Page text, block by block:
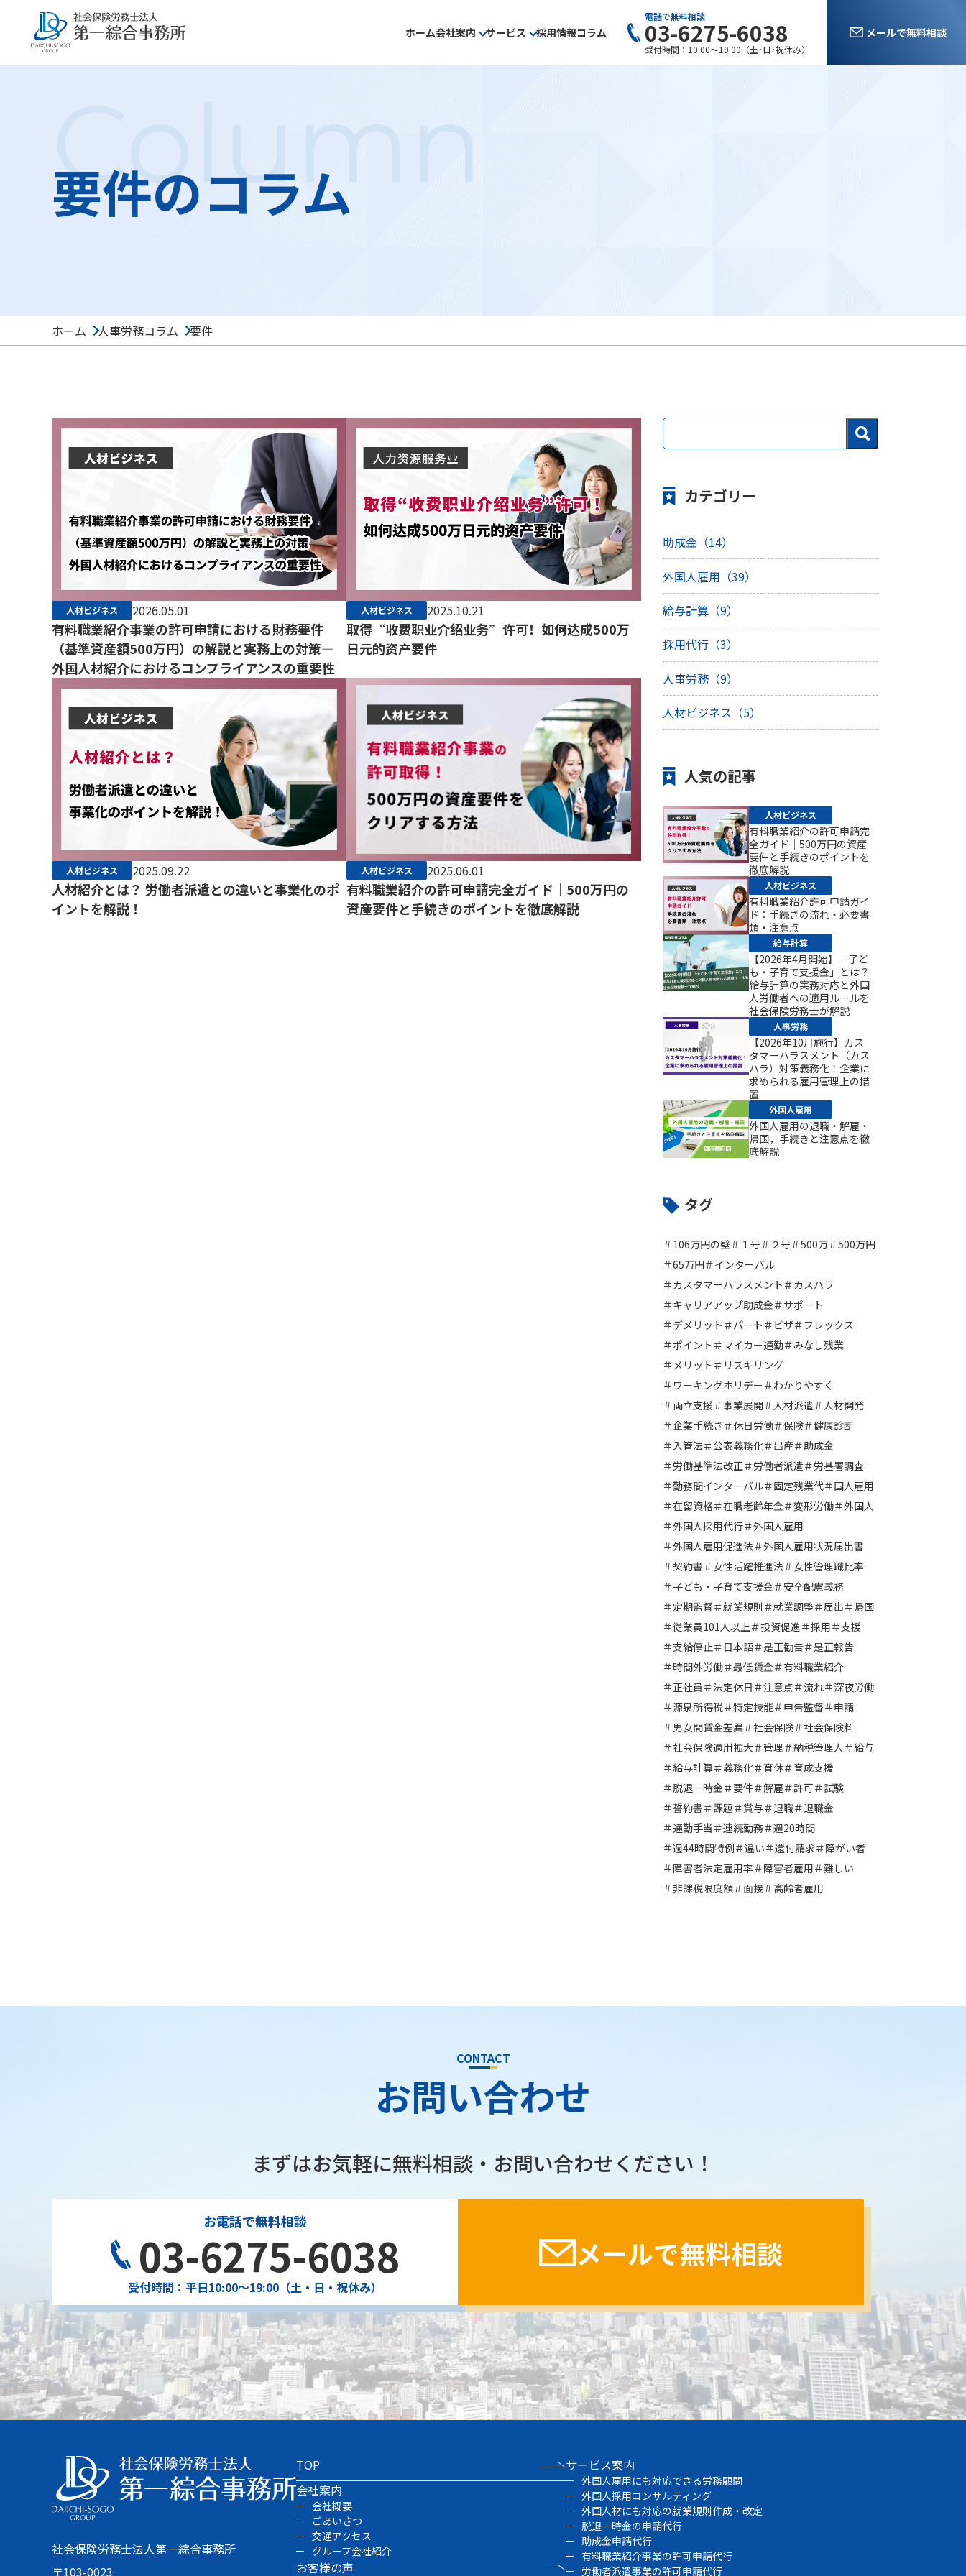
ホーム会社案内 サービス 採用情報コラム
電話で無料相談
03-6275-6038
受付時間：10:00〜19:00（土･日･祝休み）
メールで無料相談
Column
要件のコラム
ホーム 人事労務コラム 要件
人材ビジネス 2026.05.01
有料職業紹介事業の許可申請における財務要件
（基準資産額500万円）の解説と実務上の対策―
外国人材紹介におけるコンプライアンスの重要性
人材ビジネス 2025.10.21
取得“收费职业介绍业务”许可！如何达成500万
日元的资产要件
人材ビジネス 2025.09.22
人材紹介とは？ 労働者派遣との違いと事業化のポ
イントを解説！
人材ビジネス 2025.06.01
有料職業紹介の許可申請完全ガイド｜500万円の
資産要件と手続きのポイントを徹底解説
カテゴリー
助成金（14）
外国人雇用（39）
給与計算（9）
採用代行（3）
人事労務（9）
人材ビジネス（5）
人気の記事
人材ビジネス
有料職業紹介の許可申請完
全ガイド｜500万円の資産
要件と手続きのポイントを
徹底解説
人材ビジネス
有料職業紹介許可申請ガイ
ド：手続きの流れ・必要書
類・注意点
給与計算
【2026年4月開始】「子ど
も・子育て支援金」とは？
給与計算の実務対応と外国
人労働者への適用ルールを
社会保険労務士が解説
人事労務
【2026年10月施行】カス
タマーハラスメント（カス
ハラ）対策義務化！企業に
求められる雇用管理上の措
置
外国人雇用
外国人雇用の退職・解雇・
帰国，手続きと注意点を徹
底解説
タグ
＃106万円の壁＃１号＃２号＃500万＃500万円
＃65万円＃インターバル
＃カスタマーハラスメント ＃カスハラ
＃キャリアアップ助成金＃サポート
＃デメリット ＃パート ＃ビザ＃フレックス
＃ポイント ＃マイカー通勤＃みなし残業
＃メリット ＃リスキリング
＃ワーキングホリデー＃わかりやすく
＃両立支援＃事業展開＃人材派遣＃人材開発
＃企業手続き ＃休日労働＃保険＃健康診断
＃入管法＃公表義務化＃出産＃助成金
＃労働基準法改正＃労働者派遣＃労基署調査
＃勤務間インターバル＃固定残業代＃国人雇用
＃在留資格＃在職老齢年金＃変形労働＃外国人
＃外国人採用代行＃外国人雇用
＃外国人雇用促進法＃外国人雇用状況届出書
＃契約書＃女性活躍推進法＃女性管理職比率
＃子ども・子育て支援金＃安全配慮義務
＃定期監督＃就業規則 ＃就業調整＃届出＃帰国
＃従業員101人以上＃投資促進＃採用＃支援
＃支給停止＃日本語＃是正勧告＃是正報告
＃時間外労働＃最低賃金＃有料職業紹介
＃正社員 ＃法定休日 ＃注意点 ＃流れ＃深夜労働
＃源泉所得税＃特定技能＃申告監督＃申請
＃男女間賃金差異＃社会保険＃社会保険料
＃社会保険適用拡大＃管理＃納税管理人＃給与
＃給与計算＃義務化＃育休＃育成支援
＃脱退一時金＃要件＃解雇＃許可＃試験
＃誓約書＃課題＃賞与＃退職＃退職金
＃通勤手当 ＃連続勤務＃週20時間
＃週44時間特例＃違い＃還付請求＃障がい者
＃障害者法定雇用率＃障害者雇用＃難しい
＃非課税限度額＃面接＃高齢者雇用
CONTACT
お問い合わせ
まずはお気軽に無料相談・ お問い合わせください！
お電話で無料相談
03-6275-6038
受付時間：平日10:00〜19:00（土・日・祝休み）
メールで無料相談
社会保険労務士法人第一綜合事務所
〒103-0023
TOP
会社案内
会社概要
ごあいさつ
交通アクセス
グループ会社紹介
お客様の声
サービス案内
外国人雇用にも対応できる労務顧問
外国人採用コンサルティング
外国人材にも対応の就業規則作成・改定
脱退一時金の申請代行
助成金申請代行
有料職業紹介事業の許可申請代行
労働者派遣事業の許可申請代行